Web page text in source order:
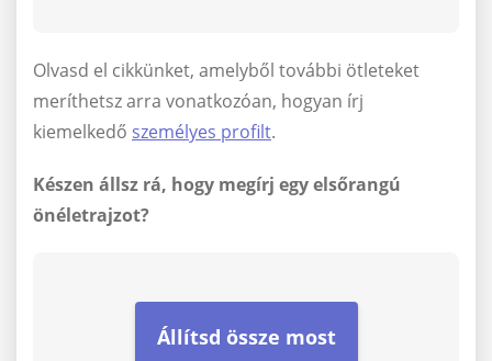
Olvasd el cikkünket, amelyből további ötleteket
meríthetsz arra vonatkozóan, hogyan írj
kiemelkedő személyes profilt.
Készen állsz rá, hogy megírj egy elsőrangú
önéletrajzot?
Állítsd össze most